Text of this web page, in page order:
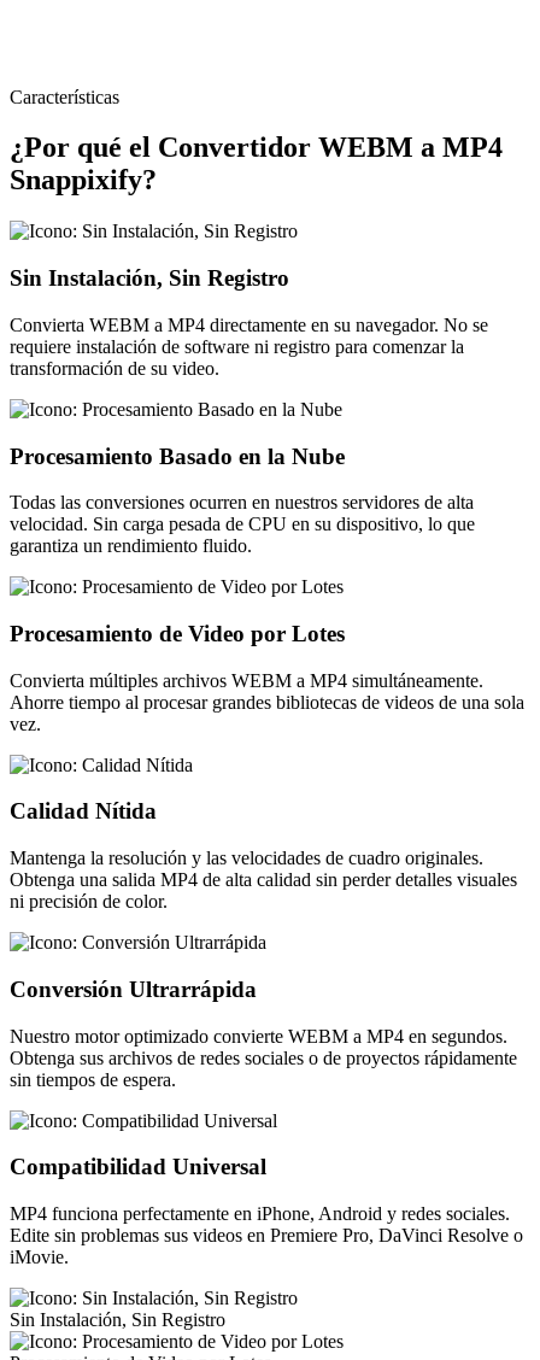
Características
¿Por qué el Convertidor WEBM a MP4
Snappixify?
Sin Instalación, Sin Registro
Convierta WEBM a MP4 directamente en su navegador. No se
requiere instalación de software ni registro para comenzar la
transformación de su video.
Procesamiento Basado en la Nube
Todas las conversiones ocurren en nuestros servidores de alta
velocidad. Sin carga pesada de CPU en su dispositivo, lo que
garantiza un rendimiento fluido.
Procesamiento de Video por Lotes
Convierta múltiples archivos WEBM a MP4 simultáneamente.
Ahorre tiempo al procesar grandes bibliotecas de videos de una sola
vez.
Calidad Nítida
Mantenga la resolución y las velocidades de cuadro originales.
Obtenga una salida MP4 de alta calidad sin perder detalles visuales
ni precisión de color.
Conversión Ultrarrápida
Nuestro motor optimizado convierte WEBM a MP4 en segundos.
Obtenga sus archivos de redes sociales o de proyectos rápidamente
sin tiempos de espera.
Compatibilidad Universal
MP4 funciona perfectamente en iPhone, Android y redes sociales.
Edite sin problemas sus videos en Premiere Pro, DaVinci Resolve o
iMovie.
Sin Instalación, Sin Registro